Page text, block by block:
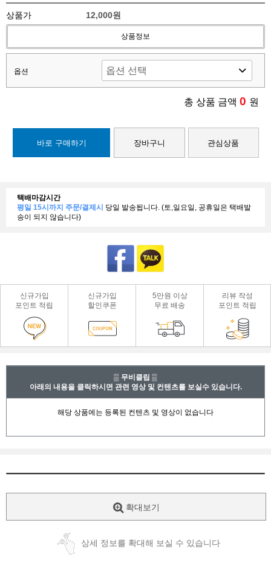
상품가 12,000원
상품정보
옵션
총 상품 금액 0 원
바로 구매하기 장바구니 관심상품
택배마감시간
평일 15시까지 주문/결제시 당일 발송됩니다. (토,일요일, 공휴일은 택배발
송이 되지 않습니다)
신규가입
포인트 적립
신규가입
할인쿠폰
5만원 이상
무료 배송
리뷰 작성
포인트 적립
▒ 무비클립 ▒
아래의 내용을 클릭하시면 관련 영상 및 컨텐츠를 보실수 있습니다.
확대보기
상세 정보를 확대해 보실 수 있습니다